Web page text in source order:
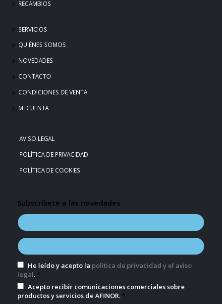
RECAMBIOS
SERVICIOS
QUIÉNES SOMOS
NOVEDADES
CONTACTO
CONDICIONES DE VENTA
MI CUENTA
AVISO LEGAL
POLÍTICA DE PRIVACIDAD
POLÍTICA DE COOKIES
Subscríbete a las novedades
He leído y acepto la política de privacidad y el aviso
legal. *
Acepto recibir comunicaciones comerciales sobre
productos y servicios de AFINOR. *